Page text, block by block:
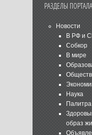
РАЗДЕЛЫ ПОРТАЛА
Новости
В РФ и
Собкор
В мире
Наука
Палитра
образ